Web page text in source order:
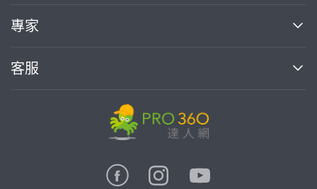
部落格
加入我們
買服務
熱門服務
專家
案件中心
客服